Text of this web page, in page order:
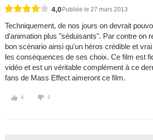
4,0 Publiée le 27 mars 2013
Techniquement, de nos jours on devrait
d'animation plus "séduisants". Par contre on
bon scénario ainsi qu'un héros crédible et
les conséquences de ses choix. Ce film est
vidéo et est un véritable complément à ce
fans de Mass Effect aimeront ce film.
4 2